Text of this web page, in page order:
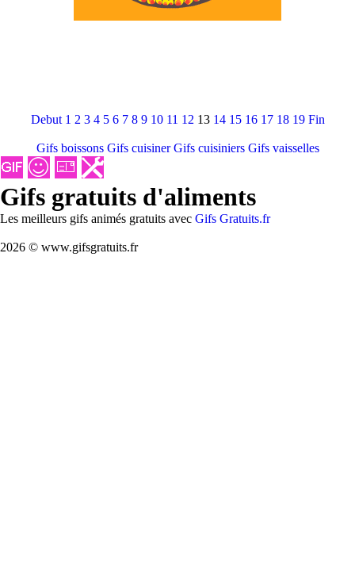
Debut 1 2 3 4 5 6 7 8 9 10 11 12 13 14 15 16 17 18 19 Fin
Gifs boissons Gifs cuisiner Gifs cuisiniers Gifs vaisselles
Gifs gratuits d'aliments
Les meilleurs gifs animés gratuits avec Gifs Gratuits.fr
2026 © www.gifsgratuits.fr